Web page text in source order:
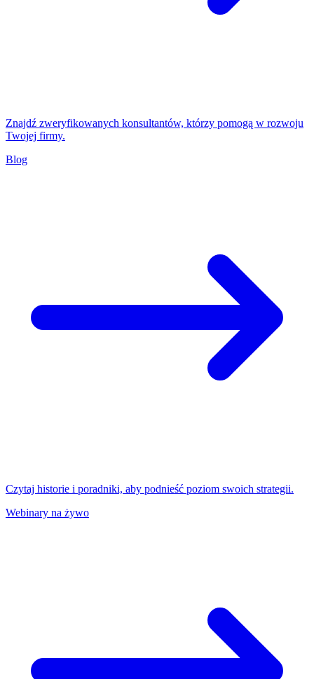
Znajdź zweryfikowanych konsultantów, którzy pomogą w rozwoju
Twojej firmy.
Blog
Czytaj historie i poradniki, aby podnieść poziom swoich strategii.
Webinary na żywo